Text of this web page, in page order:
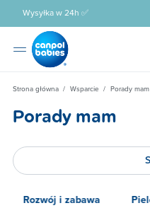
Wysyłka w 24h ✅
Strona główna Wsparcie Porady mam
Porady mam
Pielęgnacja